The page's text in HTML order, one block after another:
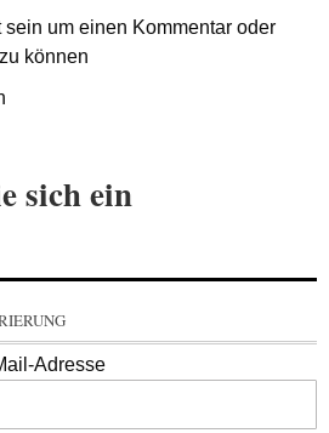
sein um einen Kommentar oder
können
sich ein
Adresse